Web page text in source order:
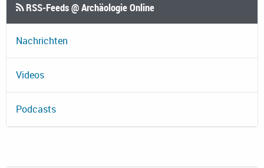
RSS-Feeds @ Archäologie Online
Nachrichten
Videos
Podcasts